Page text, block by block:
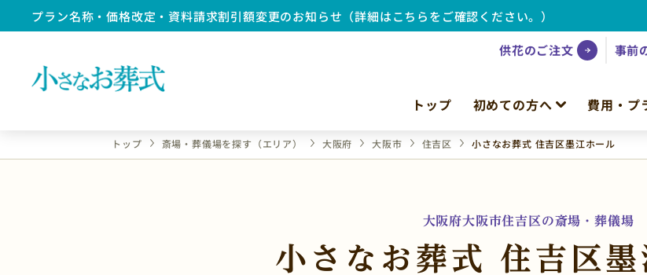
プラン名称・価格改定・資料請求割引額変更のお知らせ（詳細はこちらをご確認ください。）
供花のご注文 事前
トップ 初めての方へ 費用・プ
トップ 斎場・葬儀場を探す（エリア） 大阪府 大阪市 住吉区 小さなお葬式 住吉区墨江ホール
大阪府大阪市住吉区の斎場・葬儀場
小さなお葬式 住吉区墨